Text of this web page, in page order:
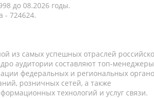
до 08.2026 годы.
- 724624.
из самых успешных отраслей
аудитории составляют топ-
федеральных и региональных
розничных сетей, а также
технологий и услуг связи.